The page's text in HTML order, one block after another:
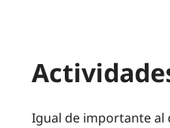
Igual de importante al